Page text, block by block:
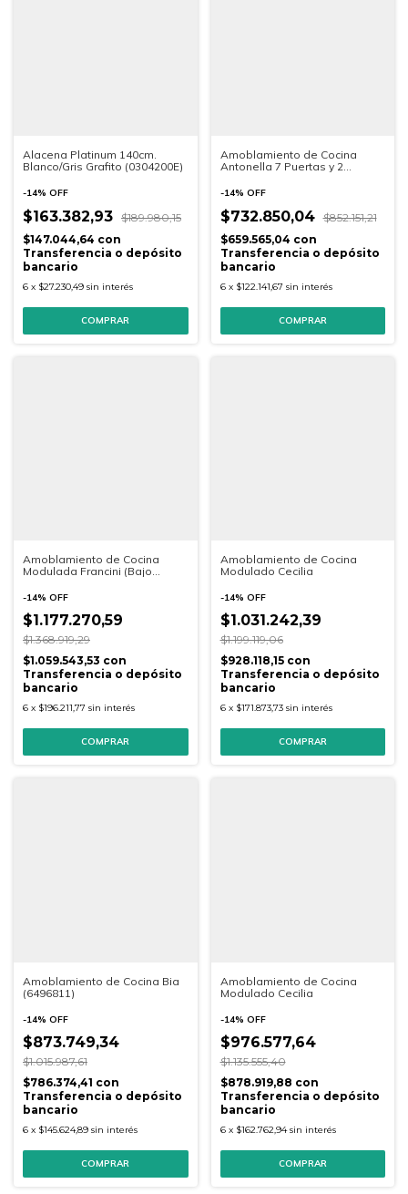
Alacena Platinum 140cm.
Blanco/Gris Grafito (0304200E)
-14% OFF
$163.382,93 $189.980,15
$147.044,64 con
Transferencia o depósito
bancario
6 x $27.230,49 sin interés
Amoblamiento de Cocina
Antonella 7 Puertas y 2
-14% OFF
$732.850,04 $852.151,21
$659.565,04 con
Transferencia o depósito
bancario
6 x $122.141,67 sin interés
Amoblamiento de Cocina
Modulada Francini (Bajo
Multiuso)
-14% OFF
$1.177.270,59
$1.368.919,29
$1.059.543,53 con
Transferencia o depósito
bancario
6 x $196.211,77 sin interés
Amoblamiento de Cocina
Modulado Cecilia
-14% OFF
$1.031.242,39
$1.199.119,06
$928.118,15 con
Transferencia o depósito
bancario
6 x $171.873,73 sin interés
Amoblamiento de Cocina Bia
(6496811)
-14% OFF
$873.749,34
$1.015.987,61
$786.374,41 con
Transferencia o depósito
bancario
6 x $145.624,89 sin interés
Amoblamiento de Cocina
Modulado Cecilia
-14% OFF
$976.577,64
$1.135.555,40
$878.919,88 con
Transferencia o depósito
bancario
6 x $162.762,94 sin interés